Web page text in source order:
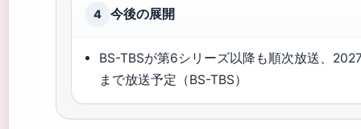
4 今後の展開
BS-TBSが第6シリーズ以降も順次放送、
まで放送予定（BS-TBS）